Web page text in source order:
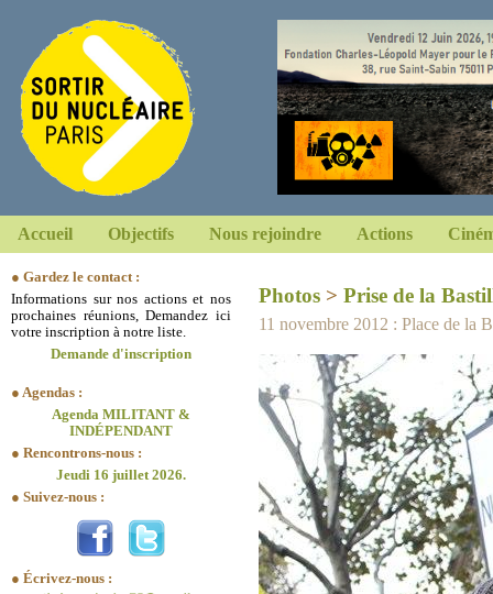
Accueil Objectifs Nous rejoindre Actions
● Gardez le contact :
Informations sur nos actions et nos
prochaines réunions, Demandez ici
votre inscription à notre liste.
Demande d'inscription
● Agendas :
Agenda MILITANT &
INDÉPENDANT
● Rencontrons-nous :
Jeudi 16 juillet 2026.
● Suivez-nous :
● Écrivez-nous :
Photos > Prise de la
11 novembre 2012 : Place de la